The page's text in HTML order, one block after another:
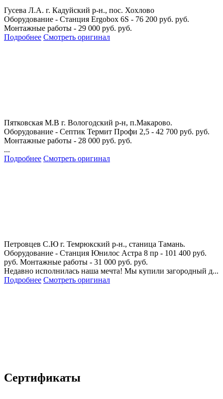
Гусева Л.А. г. Кадуйский р-н., пос. Хохлово
Оборудование - Станция Ergobox 6S - 76 200 руб. руб.
Монтажные работы - 29 000 руб. руб.
Подробнее Смотреть оригинал
Пятковская М.В г. Вологодский р-н, п.Макарово.
Оборудование - Септик Термит Профи 2,5 - 42 700 руб. руб.
Монтажные работы - 28 000 руб. руб.
...
Подробнее Смотреть оригинал
Петровцев С.Ю г. Темрюкский р-н., станица Тамань.
Оборудование - Станция Юнилос Астра 8 пр - 101 400 руб.
руб. Монтажные работы - 31 000 руб. руб.
Недавно исполнилась наша мечта! Мы купили загородный д...
Подробнее Смотреть оригинал
Сертификаты